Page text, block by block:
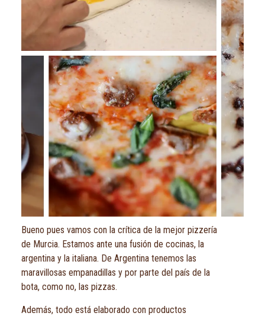
Bueno pues vamos con la crítica de la mejor pizzería
de Murcia. Estamos ante una fusión de cocinas, la
argentina y la italiana. De Argentina tenemos las
maravillosas empanadillas y por parte del país de la
bota, como no, las pizzas.
Además, todo está elaborado con productos